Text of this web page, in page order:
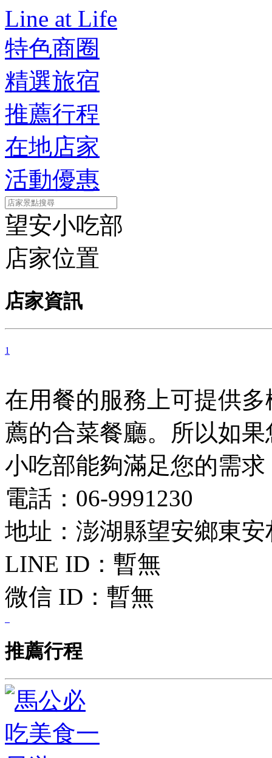
Line at Life
特色商圈
精選旅宿
推薦行程
在地店家
活動優惠
望安小吃部
店家位置
店家資訊
1
在用餐的服務上可提供
薦的合菜餐廳。所以如
小吃部能夠滿足您的需求
電話：06-9991230
地址：澎湖縣望安鄉東安
LINE ID： 暫無
微信 ID： 暫無
推薦行程